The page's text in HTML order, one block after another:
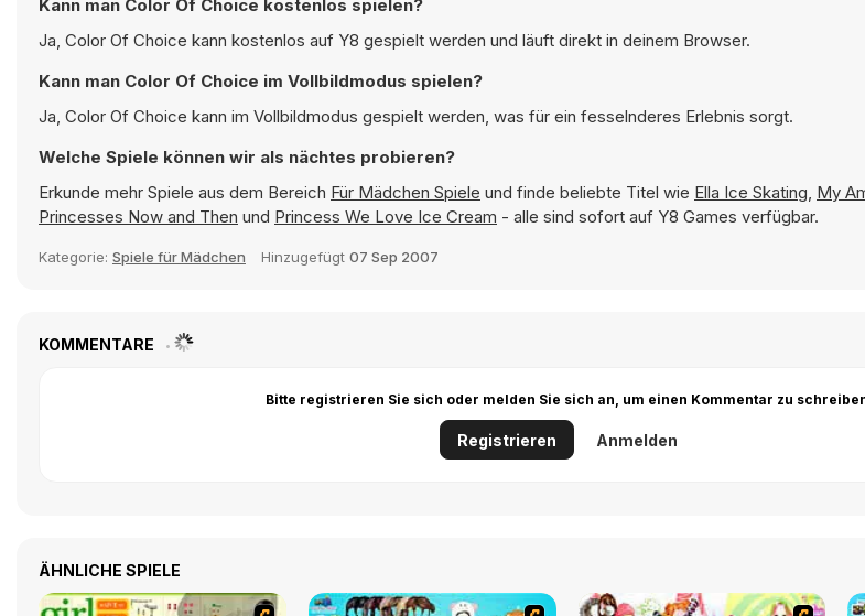
Kann man Color Of Choice kostenlos spielen?
Ja, Color Of Choice kann kostenlos auf Y8 gespielt werden und läuft direkt in deinem Browser.
Kann man Color Of Choice im Vollbildmodus spielen?
Ja, Color Of Choice kann im Vollbildmodus gespielt werden, was für ein fesselnderes Erlebnis sorgt.
Welche Spiele können wir als nächtes probieren?
Erkunde mehr Spiele aus dem Bereich Für Mädchen Spiele und finde beliebte Titel wie Ella Ice Skating, My
Princesses Now and Then und Princess We Love Ice Cream - alle sind sofort auf Y8 Games verfügbar.
Kategorie: Spiele für Mädchen Hinzugefügt 07 Sep 2007
KOMMENTARE
Bitte registrieren Sie sich oder melden Sie sich an, um einen Kommentar zu
Registrieren Anmelden
ÄHNLICHE SPIELE